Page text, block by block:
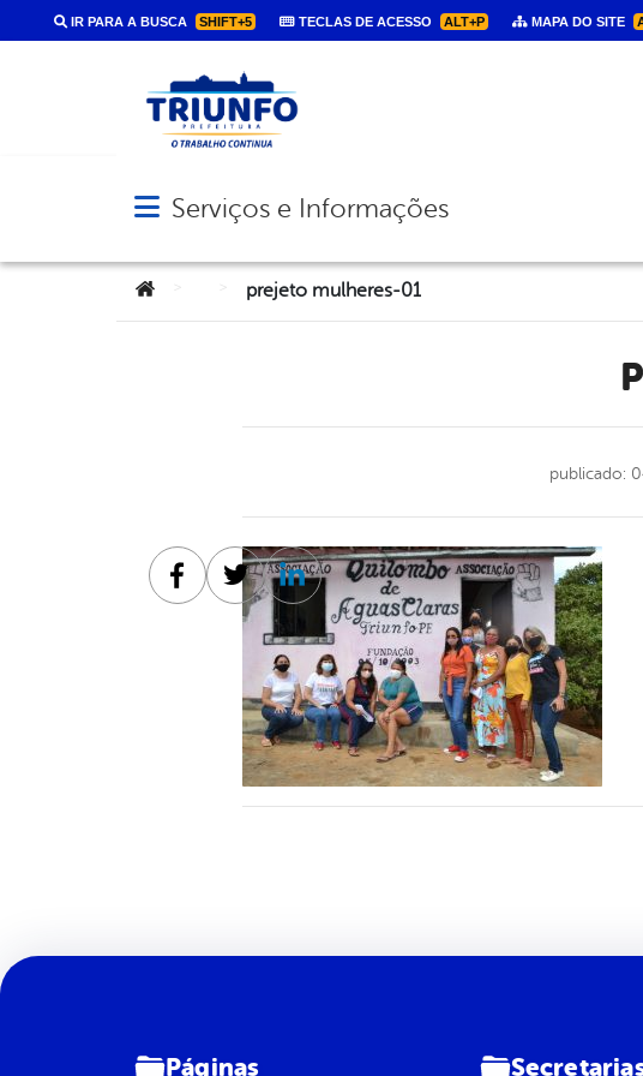
IR PARA A BUSCA SHIFT+5 TECLAS DE ACESSO ALT+P MAPA DO SITE
Abrir menu principal de navegação
Serviços e Informações
Você está aqui:prejeto mulheres-01
publicado:
Facebook
TwitterLinkedin
Páginas